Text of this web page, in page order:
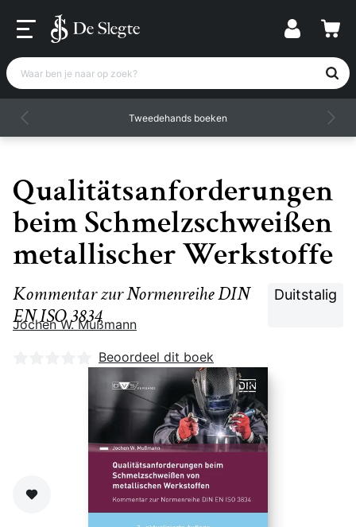
Waar ben je naar op zoek?
Tweedehands boeken
Qualitätsanforderungen
beim Schmelzschweißen
metallischer Werkstoffe
Kommentar zur Normenreihe DIN
EN ISO 3834
Duitstalig
Jochen W. Mußmann
Nog geen beoordelingen
Beoordeel dit boek
Zet op verlanglijst